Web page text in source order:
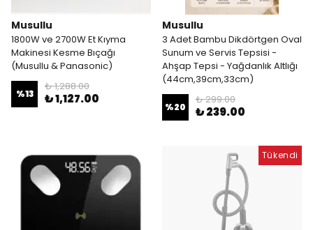
Musullu
1800W ve 2700W Et Kıyma
Makinesi Kesme Bıçağı
(Musullu & Panasonic)
%13
₺ 1,288.00
₺ 1,127.00
Musullu
3 Adet Bambu Dikdörtgen Oval
Sunum ve Servis Tepsisi -
Ahşap Tepsi - Yağdanlık Altlığı
(44cm,39cm,33cm)
%20
₺ 299.00
₺ 239.00
Tükendi